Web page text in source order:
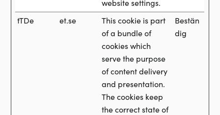
website settings.
tTDe et.se
This cookie is part
of a bundle of
cookies which
serve the purpose
of content delivery
and presentation.
The cookies keep
the correct state of
Bestän
dig